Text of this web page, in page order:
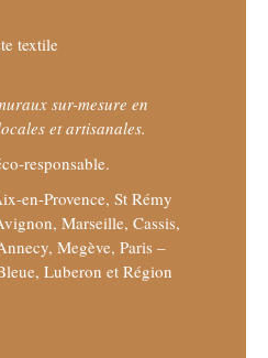
textile
sur-mesure en
et artisanales.
responsable.
en-Provence, St Rémy
Marseille, Cassis,
Megève, Paris –
Luberon et Région